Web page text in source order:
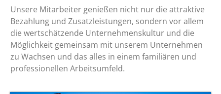
Unsere Mitarbeiter genießen nicht nur die attraktive
Bezahlung und Zusatzleistungen, sondern vor allem
die wertschätzende Unternehmenskultur und die
Möglichkeit gemeinsam mit unserem Unternehmen
zu Wachsen und das alles in einem familiären und
professionellen Arbeitsumfeld.